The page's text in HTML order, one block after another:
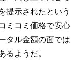
提示されたという
ミコミ価格で安心
タル金額の面では
るようだ。